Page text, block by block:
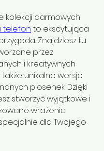
telefon to ekscytująca
Znajdziesz tu
przez
i kreatywnych
unikalne wersje
piosenek. Dzięki
stworzyć wyjątkowe i
wrażenia
dla Twojego